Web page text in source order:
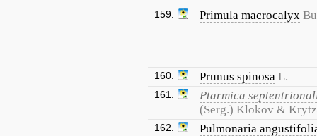
159. Primula macrocalyx
160. Prunus spinosa L.
161.
Ptarmica
(Serg.) Klokov &
162. Pulmonaria